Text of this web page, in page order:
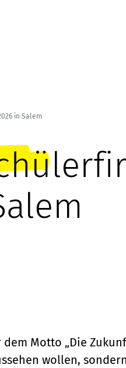
in Salem
dem Motto „Die
wollen,